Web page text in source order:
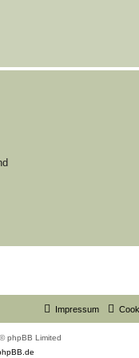
Impressum
phpBB Limited